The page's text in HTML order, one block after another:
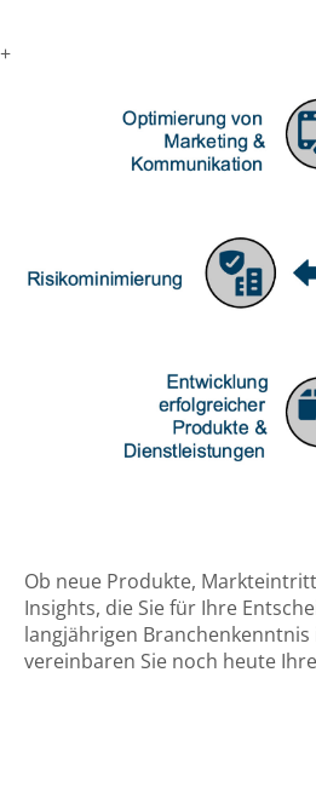
+
Ob neue Produkte,
Insights, die Sie für Ihre
langjährigen
vereinbaren Sie noch heute